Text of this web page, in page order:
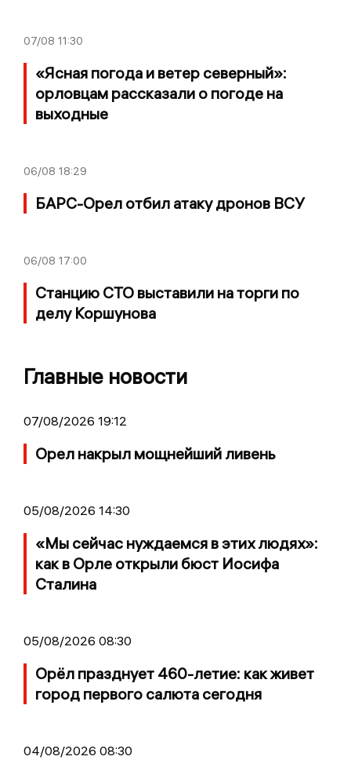
07/08 11:30
«Ясная погода и ветер северный»:
орловцам рассказали о погоде на
выходные
06/08 18:29
БАРС-Орел отбил атаку дронов ВСУ
06/08 17:00
Станцию СТО выставили на торги по
делу Коршунова
Главные новости
07/08/2026 19:12
Орел накрыл мощнейший ливень
05/08/2026 14:30
«Мы сейчас нуждаемся в этих людях»:
как в Орле открыли бюст Иосифа
Сталина
05/08/2026 08:30
Орёл празднует 460-летие: как живет
город первого салюта сегодня
04/08/2026 08:30